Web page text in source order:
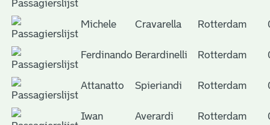
Michele Cravarella Rotterdam
Ferdinando Berardinelli Rotterdam
Attanatto Spieriandi Rotterdam
Iwan Averardi Rotterdam